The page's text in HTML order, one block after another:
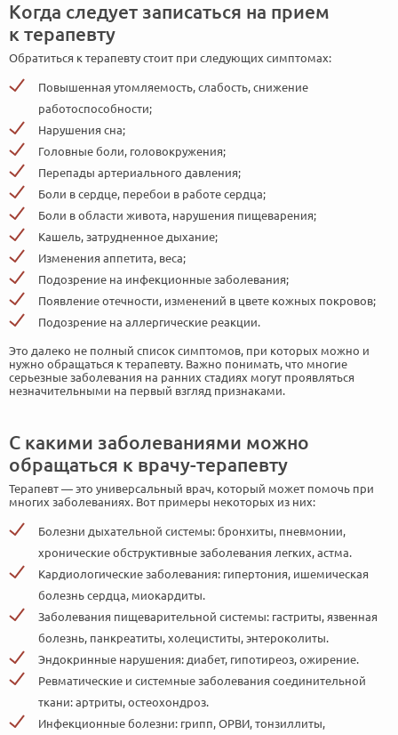
Когда следует записаться на прием
к терапевту
Обратиться к терапевту стоит при следующих симптомах:
Повышенная утомляемость, слабость, снижение
работоспособности;
Нарушения сна;
Головные боли, головокружения;
Перепады артериального давления;
Боли в сердце, перебои в работе сердца;
Боли в области живота, нарушения пищеварения;
Кашель, затрудненное дыхание;
Изменения аппетита, веса;
Подозрение на инфекционные заболевания;
Появление отечности, изменений в цвете кожных покровов;
Подозрение на аллергические реакции.
Это далеко не полный список симптомов, при которых можно и
нужно обращаться к терапевту. Важно понимать, что многие
серьезные заболевания на ранних стадиях могут проявляться
незначительными на первый взгляд признаками.
С какими заболеваниями можно
обращаться к врачу-терапевту
Терапевт — это универсальный врач, который может помочь при
многих заболеваниях. Вот примеры некоторых из них:
Болезни дыхательной системы: бронхиты, пневмонии,
хронические обструктивные заболевания легких, астма.
Кардиологические заболевания: гипертония, ишемическая
болезнь сердца, миокардиты.
Заболевания пищеварительной системы: гастриты, язвенная
болезнь, панкреатиты, холециститы, энтероколиты.
Эндокринные нарушения: диабет, гипотиреоз, ожирение.
Ревматические и системные заболевания соединительной
ткани: артриты, остеохондроз.
Инфекционные болезни: грипп, ОРВИ, тонзиллиты,